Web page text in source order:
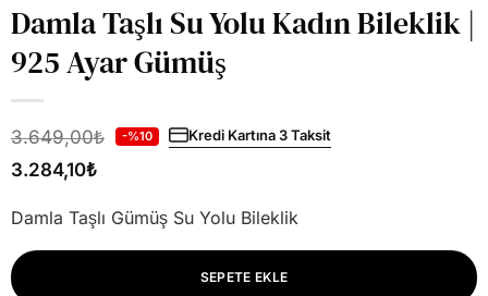
Damla Taşlı Su Yolu Kadın Bileklik |
925 Ayar Gümüş
3.649,00₺ -%10 Kredi Kartına 3 Taksit
3.284,10₺
Damla Taşlı Gümüş Su Yolu Bileklik
SEPETE EKLE